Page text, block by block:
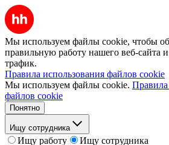
Мы используем файлы cookie, чтобы
правильную работу нашего веб-сайта и
трафик.
Правила использования файлов cookie
Мы используем файлы cookie. Правила
файлов cookie
Понятно
Ищу сотрудника
Ищу работу
Ищу сотрудника